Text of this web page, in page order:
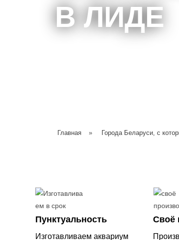
В ЛИДЕ
Главная » Города Беларуси, с
Пунктуальность
Изготавливаем аквариум
Своё